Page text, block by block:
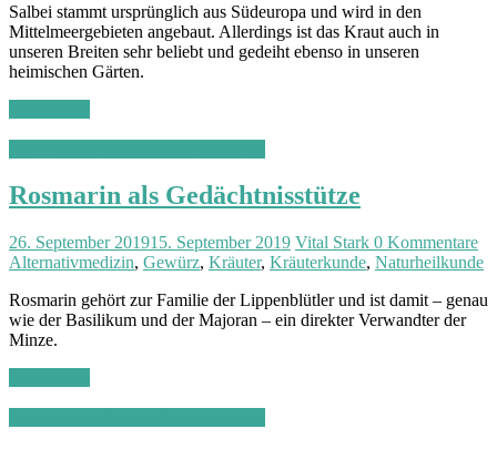
Salbei stammt ursprünglich aus Südeuropa und wird in den
Mittelmeergebieten angebaut. Allerdings ist das Kraut auch in
unseren Breiten sehr beliebt und gedeiht ebenso in unseren
heimischen Gärten.
Rosmarin als Gedächtnisstütze
26. September 201915. September 2019 Vital Stark 0 Kommentare
Alternativmedizin, Gewürz, Kräuter, Kräuterkunde, Naturheilkunde
Rosmarin gehört zur Familie der Lippenblütler und ist damit – genau
wie der Basilikum und der Majoran – ein direkter Verwandter der
Minze.